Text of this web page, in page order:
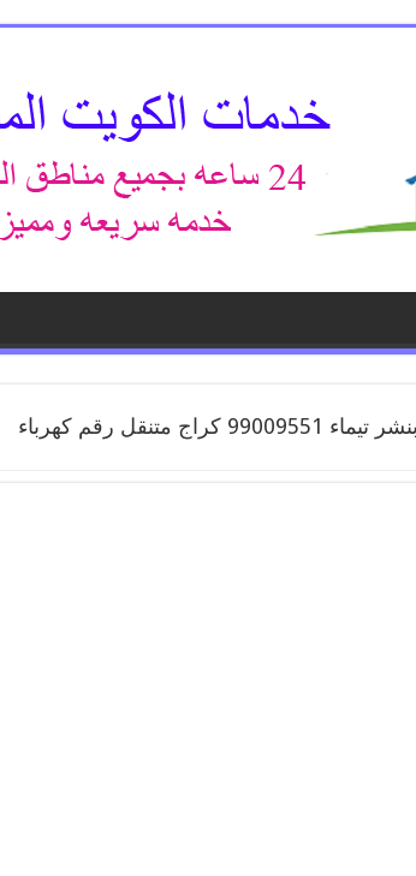
افضل خدمة بنشر تيماء 99009551 كراج متنقل رقم كهرباء